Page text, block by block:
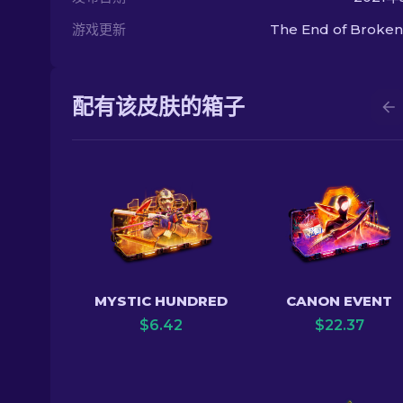
游戏更新
The End of
配有该皮肤的箱子
MYSTIC HUNDRED
$6.42
CANON EVENT
$22.37